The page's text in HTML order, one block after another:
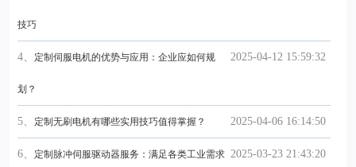
技巧
2025-04-12 15:59:32
4、 定制伺服电机的优势与应用：企业应如何规
划？
2025-04-06 16:14:50
5、 定制无刷电机有哪些实用技巧值得掌握？
2025-03-23 21:43:20
6、 定制脉冲伺服驱动器服务：满足各类工业需求